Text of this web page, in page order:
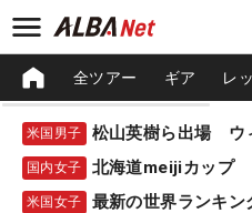
全ツアー ギア レ
米国男子
国内女子 北海道meijiカップ
米国女子 最新の世界ランキン